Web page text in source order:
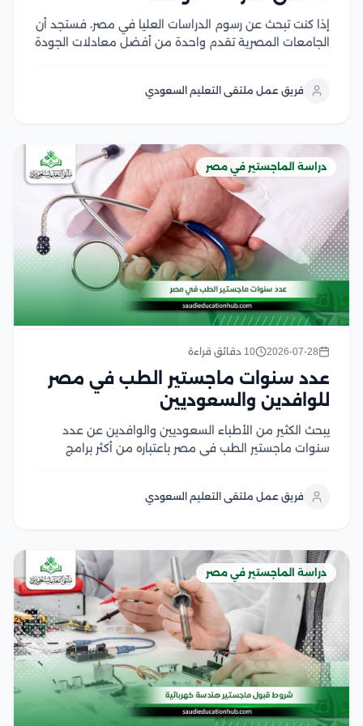
إذا كنت تبحث عن رسوم الدراسات العليا في مصر، فستجد أن
الجامعات المصرية تقدم واحدة من أفضل معادلات الجودة
والتخصص، والدرجة العلمية، مع وجود...
فريق عمل ملتقى التعليم السعودي
دراسة الماجستير في مصر
2026-07-28 10 دقائق قراءة
عدد سنوات ماجستير الطب في مصر
للوافدين والسعوديين
يبحث الكثير من الأطباء السعوديين والوافدين عن عدد
سنوات ماجستير الطب في مصر باعتباره من أكثر برامج
كما يهتم الأطباء بمعرفة مدة دراسة الماجستير في...
فريق عمل ملتقى التعليم السعودي
دراسة الماجستير في مصر